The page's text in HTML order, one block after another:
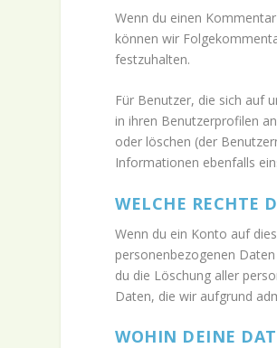
Wenn du einen
können wir
festzuhalten.
Für Benutzer, die sich auf
in ihren Benutzerprofilen
oder löschen (der
Informationen ebenfalls
WELCHE RECHTE
Wenn du ein Konto auf
personenbezogenen
du die Löschung aller
Daten, die wir aufgrund
WOHIN DEINE